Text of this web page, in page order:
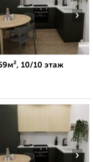
›
10/10 этаж
›